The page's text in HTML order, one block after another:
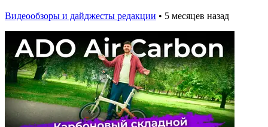
Видеообзоры и дайджесты редакции • 5 месяцев назад